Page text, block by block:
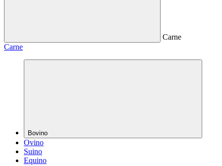
Carne
Carne
Bovino
Ovino
Suino
Equino